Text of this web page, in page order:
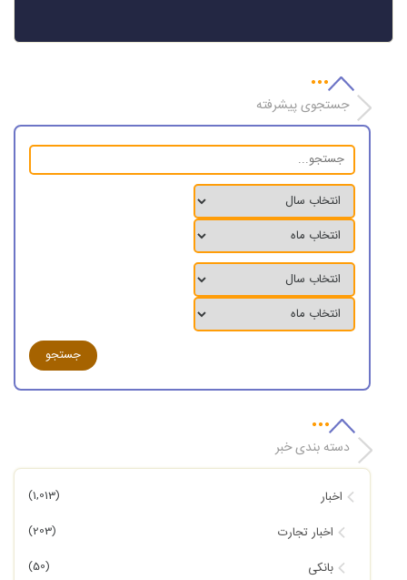
جستجوی پیشرفته
دسته بندی خبر
اخبار (1,013)
اخبار تجارت (203)
بانکی (50)